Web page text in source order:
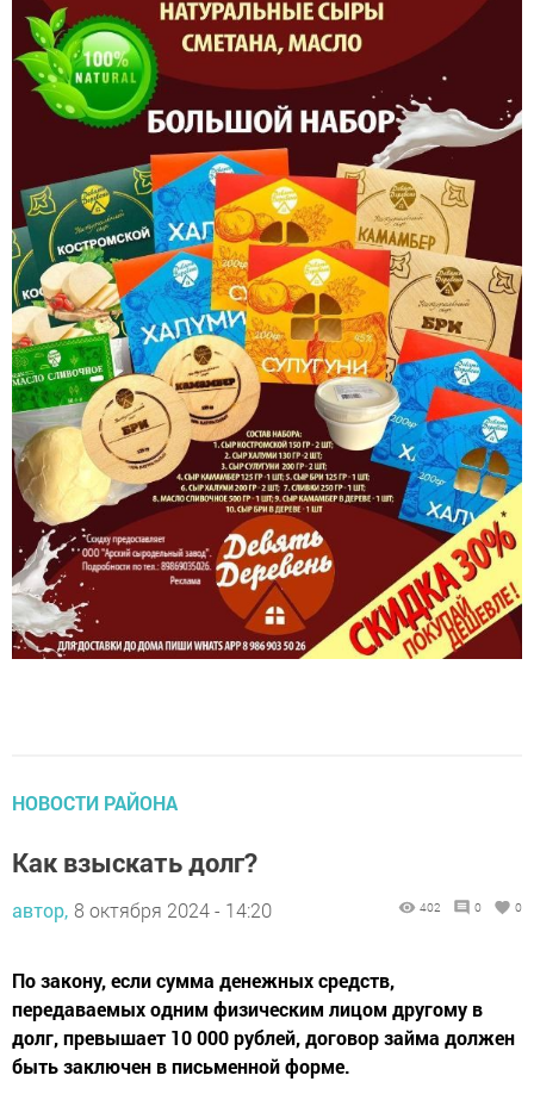
НОВОСТИ РАЙОНА
Как взыскать долг?
передаваемых одним физическим лицом другому в
долг, превышает 10 000 рублей, договор займа должен
быть заключен в письменной форме.